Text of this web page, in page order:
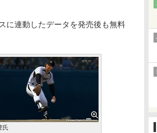
に連動したデータを発売後も無料
氏